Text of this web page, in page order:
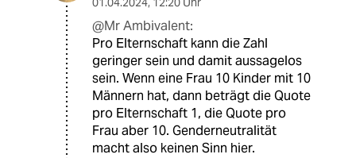
@Mr Ambivalent:
Pro Elternschaft kann die Zahl
geringer sein und damit aussagelos
sein. Wenn eine Frau 10 Kinder mit 10
Männern hat, dann beträgt die Quote
pro Elternschaft 1, die Quote pro
Frau aber 10. Genderneutralität
macht also keinen Sinn hier.